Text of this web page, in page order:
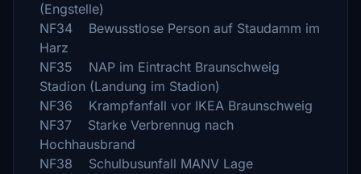
(Engstelle)
NF34 Bewusstlose Person auf Staudamm im
Harz
NF35 NAP im Eintracht Braunschweig
Stadion (Landung im Stadion)
NF36 Krampfanfall vor IKEA Braunschweig
NF37 Starke Verbrennug nach
Hochhausbrand
NF38 Schulbusunfall MANV Lage